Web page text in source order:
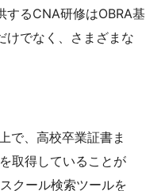
するCNA研修はOBRA基
けでなく、さまざまな
で、高校卒業証書ま
取得していることが
クール検索ツールを